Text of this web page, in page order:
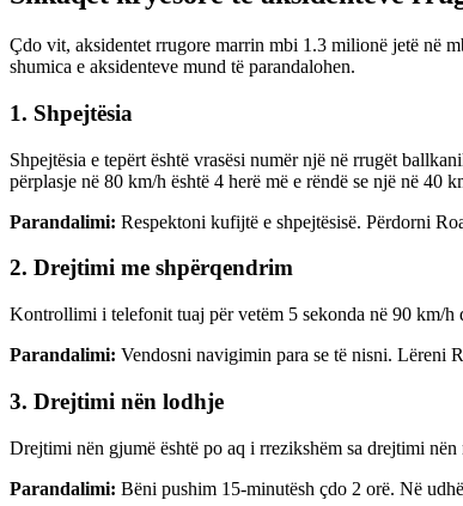
Çdo vit, aksidentet rrugore marrin mbi 1.3 milionë jetë në
shumica e aksidenteve mund të parandalohen.
1. Shpejtësia
Shpejtësia e tepërt është vrasësi numër një në rrugët
përplasje në 80 km/h është 4 herë më e rëndë se një në 40
Parandalimi: Respektoni kufijtë e shpejtësisë. Përdorni
2. Drejtimi me shpërqendrim
Kontrollimi i telefonit tuaj për vetëm 5 sekonda në 90 km/
Parandalimi: Vendosni navigimin para se të nisni. Lëreni
3. Drejtimi nën lodhje
Drejtimi nën gjumë është po aq i rrezikshëm sa drejtimi
Parandalimi: Bëni pushim 15-minutësh çdo 2 orë. Në